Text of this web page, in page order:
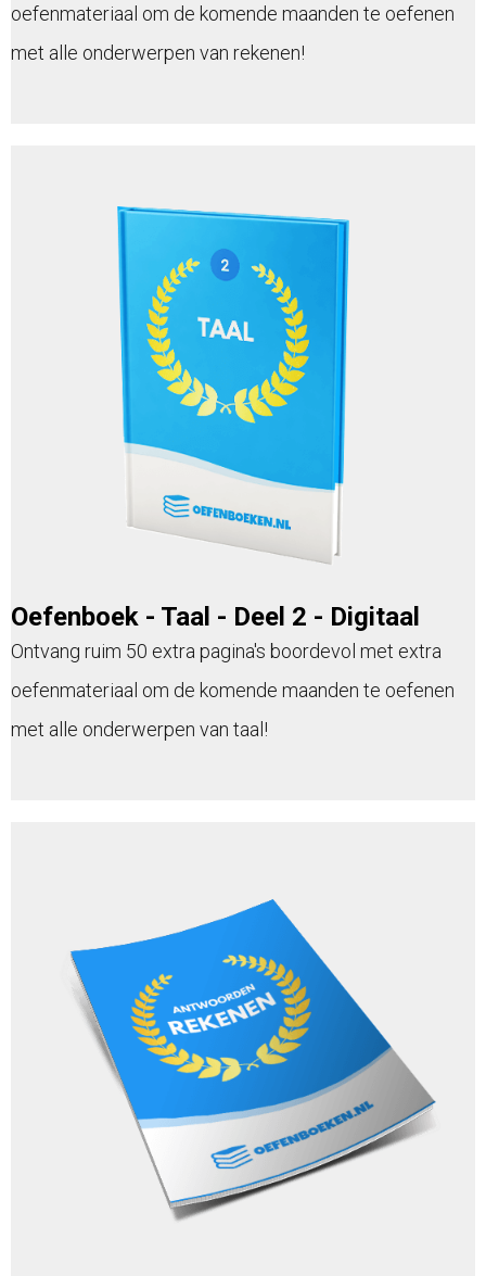
oefenmateriaal om de komende maanden te oefenen
met alle onderwerpen van rekenen!
Oefenboek - Taal - Deel 2 - Digitaal
Ontvang ruim 50 extra pagina's boordevol met extra
oefenmateriaal om de komende maanden te oefenen
met alle onderwerpen van taal!